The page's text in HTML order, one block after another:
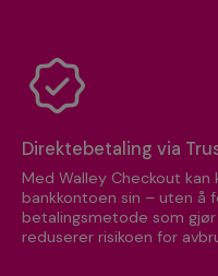
Direktebetaling via
Med Walley Checkout
bankkontoen sin – uten å
betalingsmetode som
reduserer risikoen for